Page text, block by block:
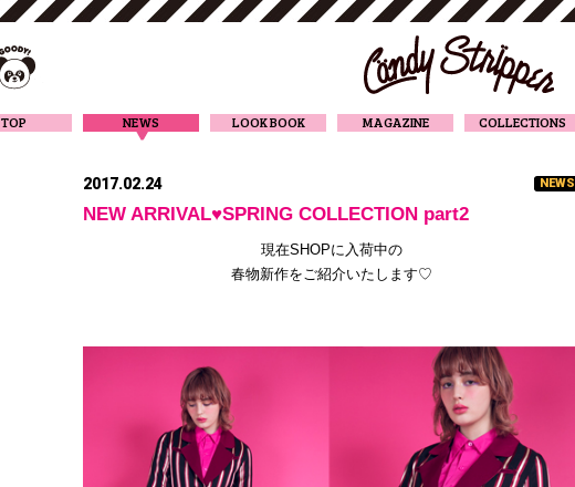
TOP NEWS LOOK BOOK MAGAZINE COLLECTIONS
2017.02.24 NEWS
NEW ARRIVAL♥SPRING COLLECTION part2
現在SHOPに入荷中の
春物新作をご紹介いたします♡